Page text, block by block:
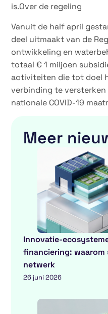
is.Over de regeling
Vanuit de half april
deel uitmaakt van de
ontwikkeling en
totaal € 1 miljoen
activiteiten die tot doel
verbinding te
nationale COVID-19
Meer
Innovatie-
financiering:
netwerk
26 juni 2026